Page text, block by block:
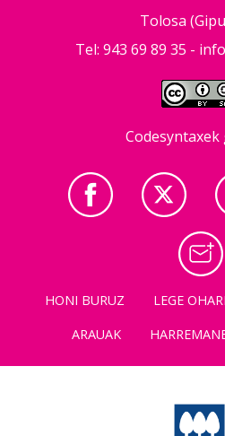
Tolosa
Tel: 943 69 89 35 -
HONI BURUZ LEGE
ARAUAK